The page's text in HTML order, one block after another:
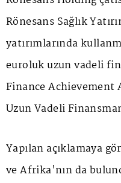
Rönesans Sağlık
yatırımlarında
euroluk uzun vadeli
Finance Achievement
Uzun Vadeli
Yapılan açıklamaya
ve Afrika'nın da